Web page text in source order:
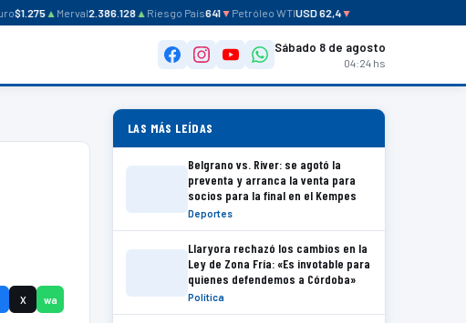
$1.275▲Merval2.386.128▲Riesgo País641▼Petróleo WTIUSD 62,4▼
Sábado 8 de agosto
04:24 hs
X wa
LAS MÁS LEÍDAS
Belgrano vs. River: se agotó la
preventa y arranca la venta para
socios para la final en el Kempes
Deportes
Llaryora rechazó los cambios en la
Ley de Zona Fría: «Es invotable para
quienes defendemos a Córdoba»
Política